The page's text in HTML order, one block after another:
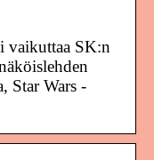
SK:n
Star Wars -